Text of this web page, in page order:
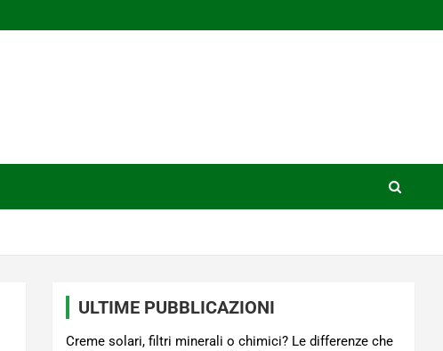
ULTIME PUBBLICAZIONI
Creme solari, filtri minerali o chimici? Le differenze che